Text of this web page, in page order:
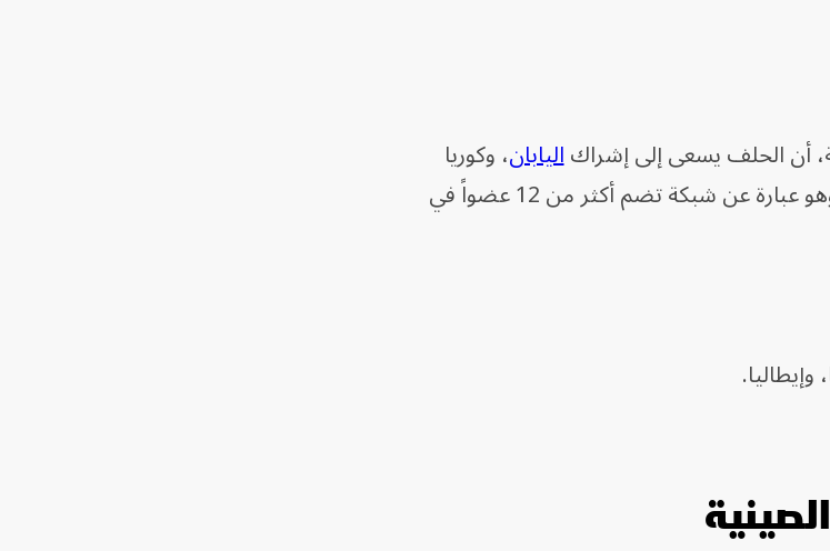
أن الحلف يسعى إلى إشراكاليابان، وكوريا
الجنوبية، وأستراليا، ونيوزيلندا في مشروع "ستارليفت"، وهو عبارة عن شبكة تضم أكثر من 12 عضواً في